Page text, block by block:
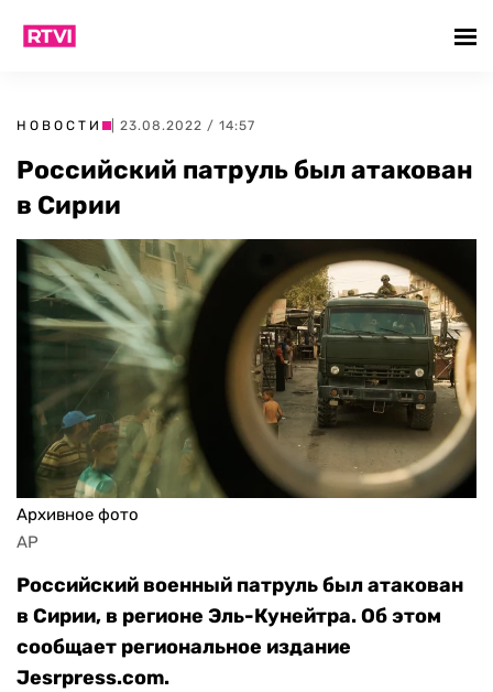
НОВОСТИ | 23.08.2022 / 14:57
Российский патруль был атакован
в Сирии
Архивное фото
AP
Российский военный патруль был атакован
в Сирии, в регионе Эль-Кунейтра. Об этом
сообщает региональное издание
Jesrpress.com.